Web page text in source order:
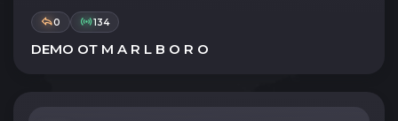
0 134
DEMO ОТ M A R L B O R O